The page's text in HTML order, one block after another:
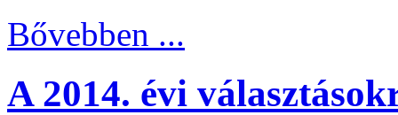
Bővebben ...
A 2014. évi